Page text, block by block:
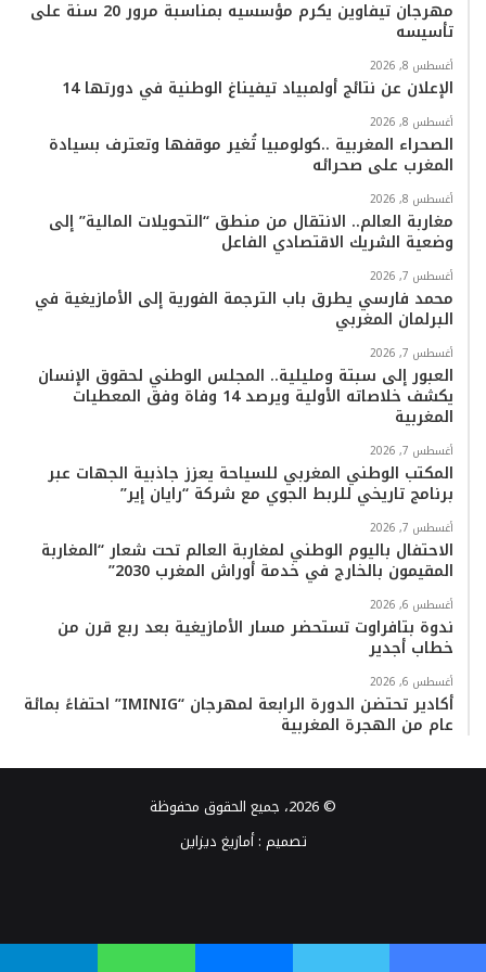
ك
ب
ر
k
ب
مهرجان تيفاوين يكرم مؤسسيه بمناسبة مرور 20 سنة على
تأسيسه
أغسطس 8, 2026
الإعلان عن نتائج أولمبياد تيفيناغ الوطنية في دورتها 14
أغسطس 8, 2026
الصحراء المغربية ..كولومبيا تُغير موقفها وتعترف بسيادة
المغرب على صحرائه
أغسطس 8, 2026
مغاربة العالم.. الانتقال من منطق “التحويلات المالية” إلى
وضعية الشريك الاقتصادي الفاعل
أغسطس 7, 2026
محمد فارسي يطرق باب الترجمة الفورية إلى الأمازيغية في
البرلمان المغربي
أغسطس 7, 2026
العبور إلى سبتة ومليلية.. المجلس الوطني لحقوق الإنسان
يكشف خلاصاته الأولية ويرصد 14 وفاة وفق المعطيات
المغربية
أغسطس 7, 2026
المكتب الوطني المغربي للسياحة يعزز جاذبية الجهات عبر
برنامج تاريخي للربط الجوي مع شركة “رايان إير”
أغسطس 7, 2026
الاحتفال باليوم الوطني لمغاربة العالم تحت شعار “المغاربة
المقيمون بالخارج في خدمة أوراش المغرب 2030”
أغسطس 6, 2026
ندوة بتافراوت تستحضر مسار الأمازيغية بعد ربع قرن من
خطاب أجدير
أغسطس 6, 2026
أكادير تحتضن الدورة الرابعة لمهرجان “IMINIG” احتفاءً بمائة
عام من الهجرة المغربية
© 2026، جميع الحقوق محفوظة
تصميم :أمازيغ ديزاين